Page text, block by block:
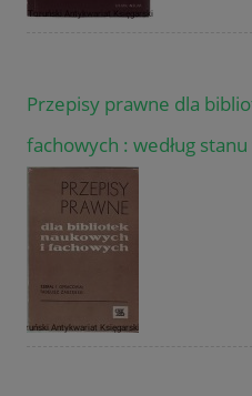
Przepisy prawne dla
fachowych : według